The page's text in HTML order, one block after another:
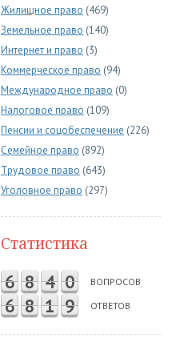
Жилищное право (469)
Земельное право (140)
Интернет и право (3)
Коммерческое право (94)
Международное право (0)
Налоговое право (109)
Пенсии и соцобеспечение (226)
Семейное право (892)
Трудовое право (643)
Уголовное право (297)
Статистика
6 8 4 0 ВОПРОСОВ
6 8 1 9 ОТВЕТОВ